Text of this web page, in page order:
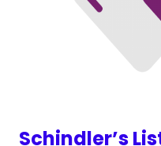
Schindler’s